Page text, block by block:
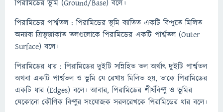
পিরামিডের ভূমি (Ground/Base) বলে।
পিরামিডের পার্শ্বতল : পিরামিডের ভূমি ব্যাতিত একটি বিন্দুতে মিলিত
অন্যাব্য ত্রিভূজাকাত তলগুলোকে পিরামিডের একটি পার্শ্বতল (Outer
Surface) বলে।
পিরামিডের ধার : পিরামিডের দুইটি সন্নিহিত তল অর্থাৎ দুইটি পার্শ্বতল
অথবা একটি পার্শ্বতল ও ভুমি যে রেখায় মিলিত হয়, তাকে পিরামিডের
একটি ধার (Edges) বলে। আবার, পিরামিডের শীর্ষবিন্দু ও ভূমির
যেকোনো কৌণিক বিন্দুর সংযোজক সরলরেখকে পিরামিডের ধার বলে।